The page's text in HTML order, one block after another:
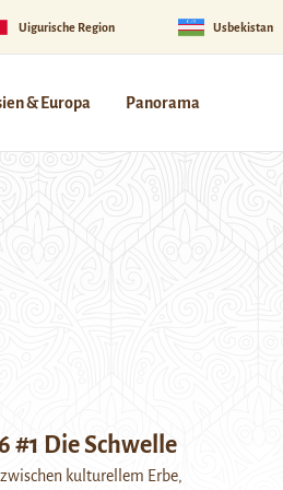
Uigurische Region Usbekistan
& Europa Panorama
#1 Die Schwelle
kulturellem Erbe,